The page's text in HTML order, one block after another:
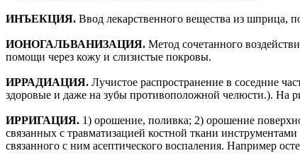
ИНЪЕКЦИЯ. Ввод лекарственного вещества из шприца,
ИОНОГАЛЬВАНИЗАЦИЯ. Метод сочетанного
помощи через кожу и слизистые покровы.
ИРРАДИАЦИЯ. Лучистое распространение в соседние
здоровые и даже на зубы противоположной челюсти.). На
ИРРИГАЦИЯ. 1) орошение, поливка; 2) орошение
связанных с травматизацией костной ткани
связанного с ним асептического воспаления. Например